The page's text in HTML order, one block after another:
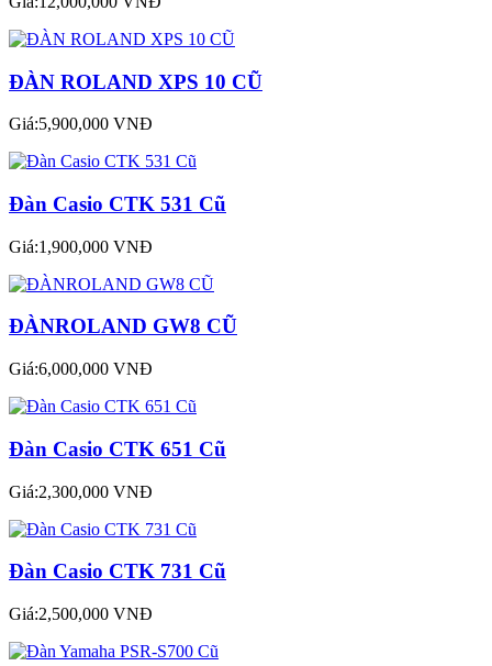
ĐÀN ROLAND XPS 10 CŨ
Giá:5,900,000 VNĐ
Đàn Casio CTK 531 Cũ
Giá:1,900,000 VNĐ
ĐÀNROLAND GW8 CŨ
Giá:6,000,000 VNĐ
Đàn Casio CTK 651 Cũ
Giá:2,300,000 VNĐ
Đàn Casio CTK 731 Cũ
Giá:2,500,000 VNĐ